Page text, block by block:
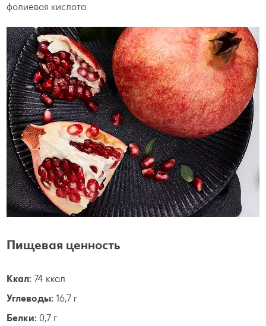
фолиевая кислота.
Пищевая ценность
Ккал: 74 ккал
Углеводы: 16,7 г
Белки: 0,7 г